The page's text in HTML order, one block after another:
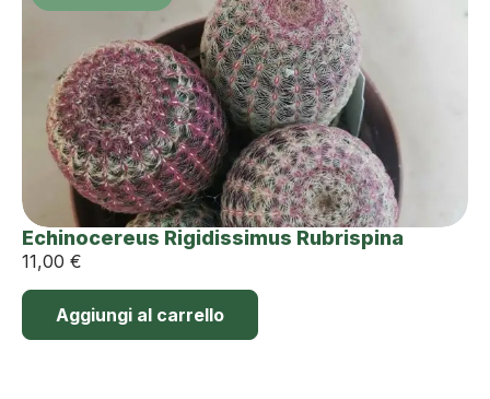
Echinocereus Rigidissimus Rubrispina
11,00 €
Aggiungi al carrello